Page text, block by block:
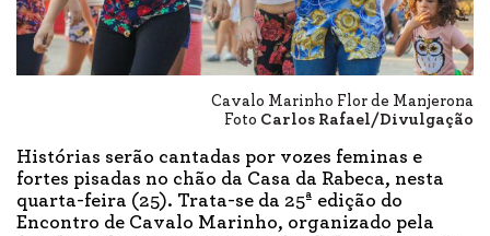
Cavalo Marinho Flor de Manjerona
Foto Carlos Rafael/Divulgação
Histórias serão cantadas por vozes feminas e
fortes pisadas no chão da Casa da Rabeca, nesta
quarta-feira (25). Trata-se da 25ª edição do
Encontro de Cavalo Marinho, organizado pela